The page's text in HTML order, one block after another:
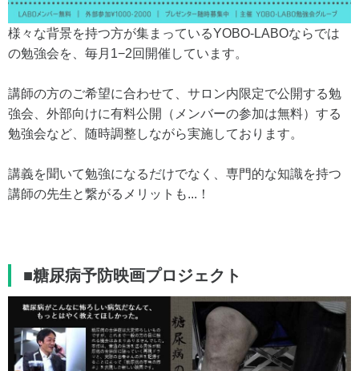
様々な背景を持つ方が集まっているYOBO-LABOならでは
の勉強会を、毎月1−2回開催しています。
講師の方のご希望に合わせて、サロン内限定で公開する勉
強会、外部向けに有料公開（メンバーの参加は無料）する
勉強会など、随時調整しながら実施しております。
講義を聞いて勉強になるだけでなく、専門的な知識を持つ
講師の先生と繋がるメリットも...！
■糖尿病予防映画プロジェクト